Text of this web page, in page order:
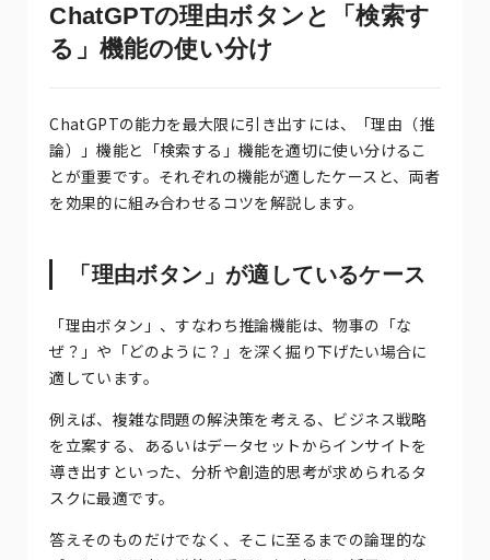
ChatGPTの理由ボタンと「検索す
る」機能の使い分け
ChatGPTの能力を最大限に引き出すには、「理由（推
論）」機能と「検索する」機能を適切に使い分けるこ
とが重要です。それぞれの機能が適したケースと、両者
を効果的に組み合わせるコツを解説します。
「理由ボタン」が適しているケース
「理由ボタン」、すなわち推論機能は、物事の「な
ぜ？」や「どのように？」を深く掘り下げたい場合に
適しています。
例えば、複雑な問題の解決策を考える、ビジネス戦略
を立案する、あるいはデータセットからインサイトを
導き出すといった、分析や創造的思考が求められるタ
スクに最適です。
答えそのものだけでなく、そこに至るまでの論理的な